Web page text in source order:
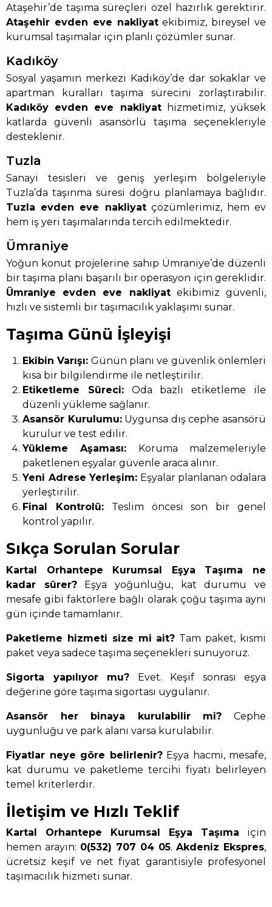
Ataşehir’de taşıma süreçleri özel hazırlık gerektirir.
Ataşehir evden eve nakliyatekibimiz, bireysel ve
kurumsal taşımalar için planlı çözümler sunar.
Kadıköy
Sosyal yaşamın merkezi Kadıköy’de dar sokaklar ve
apartman kuralları taşıma sürecini zorlaştırabilir.
Kadıköy evden eve nakliyathizmetimiz, yüksek
katlarda güvenli asansörlü taşıma seçenekleriyle
desteklenir.
Tuzla
Sanayi tesisleri ve geniş yerleşim bölgeleriyle
Tuzla’da taşınma süresi doğru planlamaya bağlıdır.
Tuzla evden eve nakliyatçözümlerimiz, hem ev
hem iş yeri taşımalarında tercih edilmektedir.
Ümraniye
Yoğun konut projelerine sahip Ümraniye’de düzenli
bir taşıma planı başarılı bir operasyon için gereklidir.
Ümraniye evden eve nakliyatekibimiz güvenli,
hızlı ve sistemli bir taşımacılık yaklaşımı sunar.
Taşıma Günü İşleyişi
Ekibin Varışı: Günün planı ve güvenlik önlemleri
kısa bir bilgilendirme ile netleştirilir.
Etiketleme Süreci:Oda bazlı etiketleme ile
düzenli yükleme sağlanır.
Asansör Kurulumu:Uygunsa dış cephe asansörü
kurulur ve test edilir.
Yükleme Aşaması: Koruma malzemeleriyle
paketlenen eşyalar güvenle araca alınır.
Yeni Adrese Yerleşim: Eşyalar planlanan odalara
yerleştirilir.
Final Kontrolü: Teslim öncesi son bir genel
kontrol yapılır.
Sıkça Sorulan Sorular
Kartal Orhantepe Kurumsal Eşya Taşıma ne
kadar sürer?Eşya yoğunluğu, kat durumu ve
mesafe gibi faktörlere bağlı olarak çoğu taşıma aynı
gün içinde tamamlanır.
Paketleme hizmeti size mi ait? Tam paket, kısmi
paket veya sadece taşıma seçenekleri sunuyoruz.
Sigorta yapılıyor mu? Evet. Keşif sonrası eşya
değerine göre taşıma sigortası uygulanır.
Asansör her binaya kurulabilir mi? Cephe
uygunluğu ve park alanı varsa kurulabilir.
Fiyatlar neye göre belirlenir?Eşya hacmi, mesafe,
kat durumu ve paketleme tercihi fiyatı belirleyen
temel kriterlerdir.
İletişim ve Hızlı Teklif
Kartal Orhantepe Kurumsal Eşya Taşıma için
hemen arayın: 0(532) 707 04 05. Akdeniz Ekspres,
ücretsiz keşif ve net fiyat garantisiyle profesyonel
taşımacılık hizmeti sunar.